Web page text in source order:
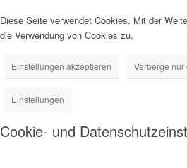
Diese Seite verwendet Cookies. Mit der
die Verwendung von Cookies zu.
Einstellungen akzeptieren Verberge
Einstellungen
Cookie- und